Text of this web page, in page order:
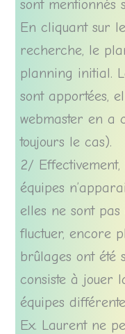
sont mentionnés
En cliquant sur
recherche, le
planning initial.
sont apportées,
webmaster en a
toujours le cas).
2/ Effectivement,
équipes
elles ne sont
fluctuer, encore
brûlages ont été
consiste à jouer
équipes
Ex. Laurent ne